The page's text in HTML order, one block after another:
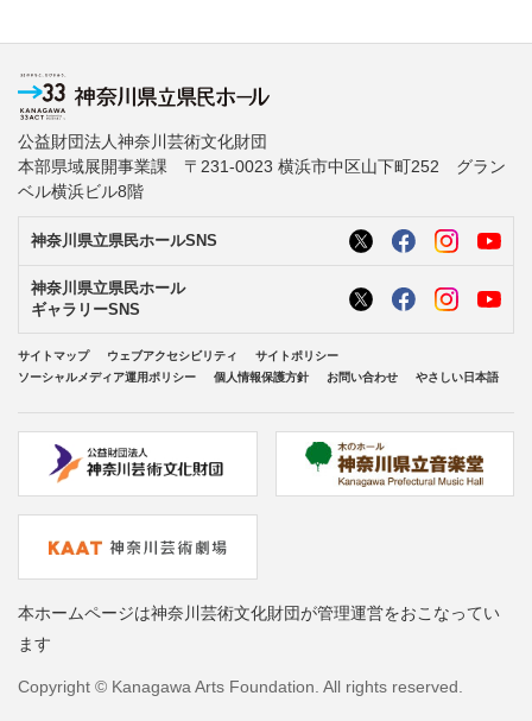
公益財団法人神奈川芸術文化財団
本部県域展開事業課 〒231-0023 横浜市中区山下町252 グラン
ベル横浜ビル8階
神奈川県立県民ホールSNS
神奈川県立県民ホール
ギャラリーSNS
サイトマップ ウェブアクセシビリティ
サイトポリシー
ソーシャルメディア運用ポリシー
個人情報保護方針 お問い合わせ やさしい日本語
本ホームページは神奈川芸術文化財団が管理運営をおこなってい
ます
Copyright © Kanagawa Arts Foundation. All rights reserved.